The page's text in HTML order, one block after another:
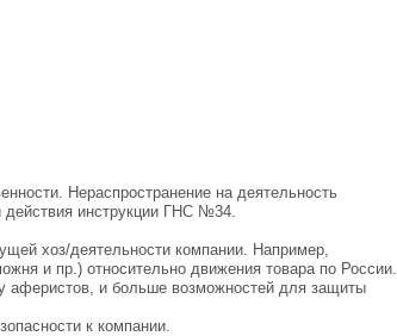
Нераспространение на деятельность
инструкции ГНС №34.
хоз/деятельности компании. Например,
и пр.) относительно движения товара по России.
аферистов, и больше возможностей для защиты
к компании.